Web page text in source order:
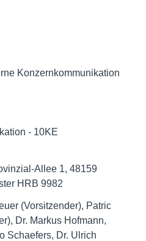
Konzernkommunikation
- 10KE
Allee 1, 48159
HRB 9982
(Vorsitzender), Patric
Dr. Markus Hofmann,
Schaefers, Dr. Ulrich